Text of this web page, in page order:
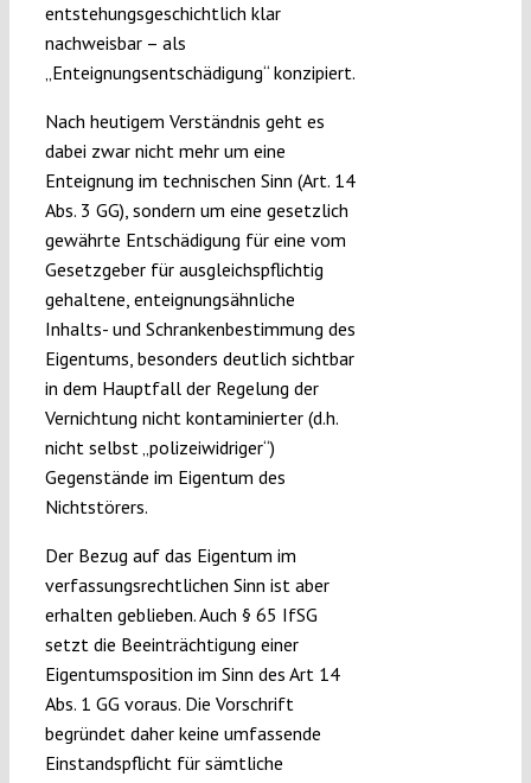
entstehungsgeschichtlich klar
nachweisbar – als
„Enteignungsentschädigung“ konzipiert.
Nach heutigem Verständnis geht es
dabei zwar nicht mehr um eine
Enteignung im technischen Sinn (Art. 14
Abs. 3 GG), sondern um eine gesetzlich
gewährte Entschädigung für eine vom
Gesetzgeber für ausgleichspflichtig
gehaltene, enteignungsähnliche
Inhalts- und Schrankenbestimmung des
Eigentums, besonders deutlich sichtbar
in dem Hauptfall der Regelung der
Vernichtung nicht kontaminierter (d.h.
nicht selbst „polizeiwidriger“)
Gegenstände im Eigentum des
Nichtstörers.
Der Bezug auf das Eigentum im
verfassungsrechtlichen Sinn ist aber
erhalten geblieben. Auch § 65 IfSG
setzt die Beeinträchtigung einer
Eigentumsposition im Sinn des Art 14
Abs. 1 GG voraus. Die Vorschrift
begründet daher keine umfassende
Einstandspflicht für sämtliche